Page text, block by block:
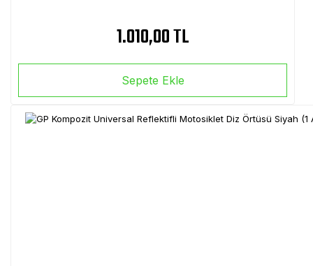
1.010,00 TL
Sepete Ekle